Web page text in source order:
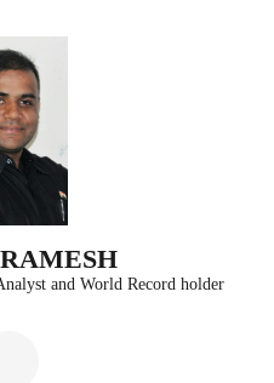
and World Record holder